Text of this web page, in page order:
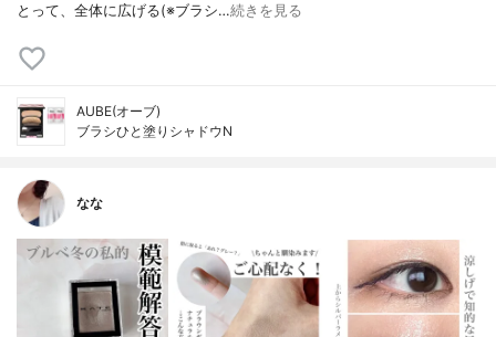
とって、全体に広げる(※ブラシ…続きを見る
AUBE(オーブ)
ブラシひと塗りシャドウN
なな